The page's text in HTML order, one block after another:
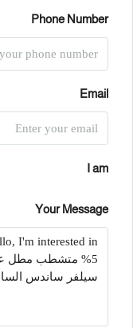
Phone Number
Email
I am
Your Message